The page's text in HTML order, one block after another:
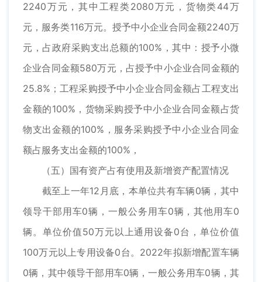
2240万元，其中工程类2080万元，货物类44万
元，服务类116万元。授予中小企业合同金额2240万
元，占政府采购支出总额的100%，其中：授予小微
企业合同金额580万元，占授予中小企业合同金额的
25.8%；工程采购授予中小企业合同金额占工程支出
金额的100%，货物采购授予中小企业合同金额占货
物支出金额的100%，服务采购授予中小企业合同金
额占服务支出金额的100%，
（五）国有资产占有使用及新增资产配置情况
截至上一年12月底，本单位共有车辆0辆，其中
领导干部用车0辆，一般公务用车0辆，其他用车0
辆。单位价值50万元以上通用设备0台，单位价值
100万元以上专用设备0台。2022年拟新增配置车辆
0辆，其中领导干部用车0辆，一般公务用车0辆，其